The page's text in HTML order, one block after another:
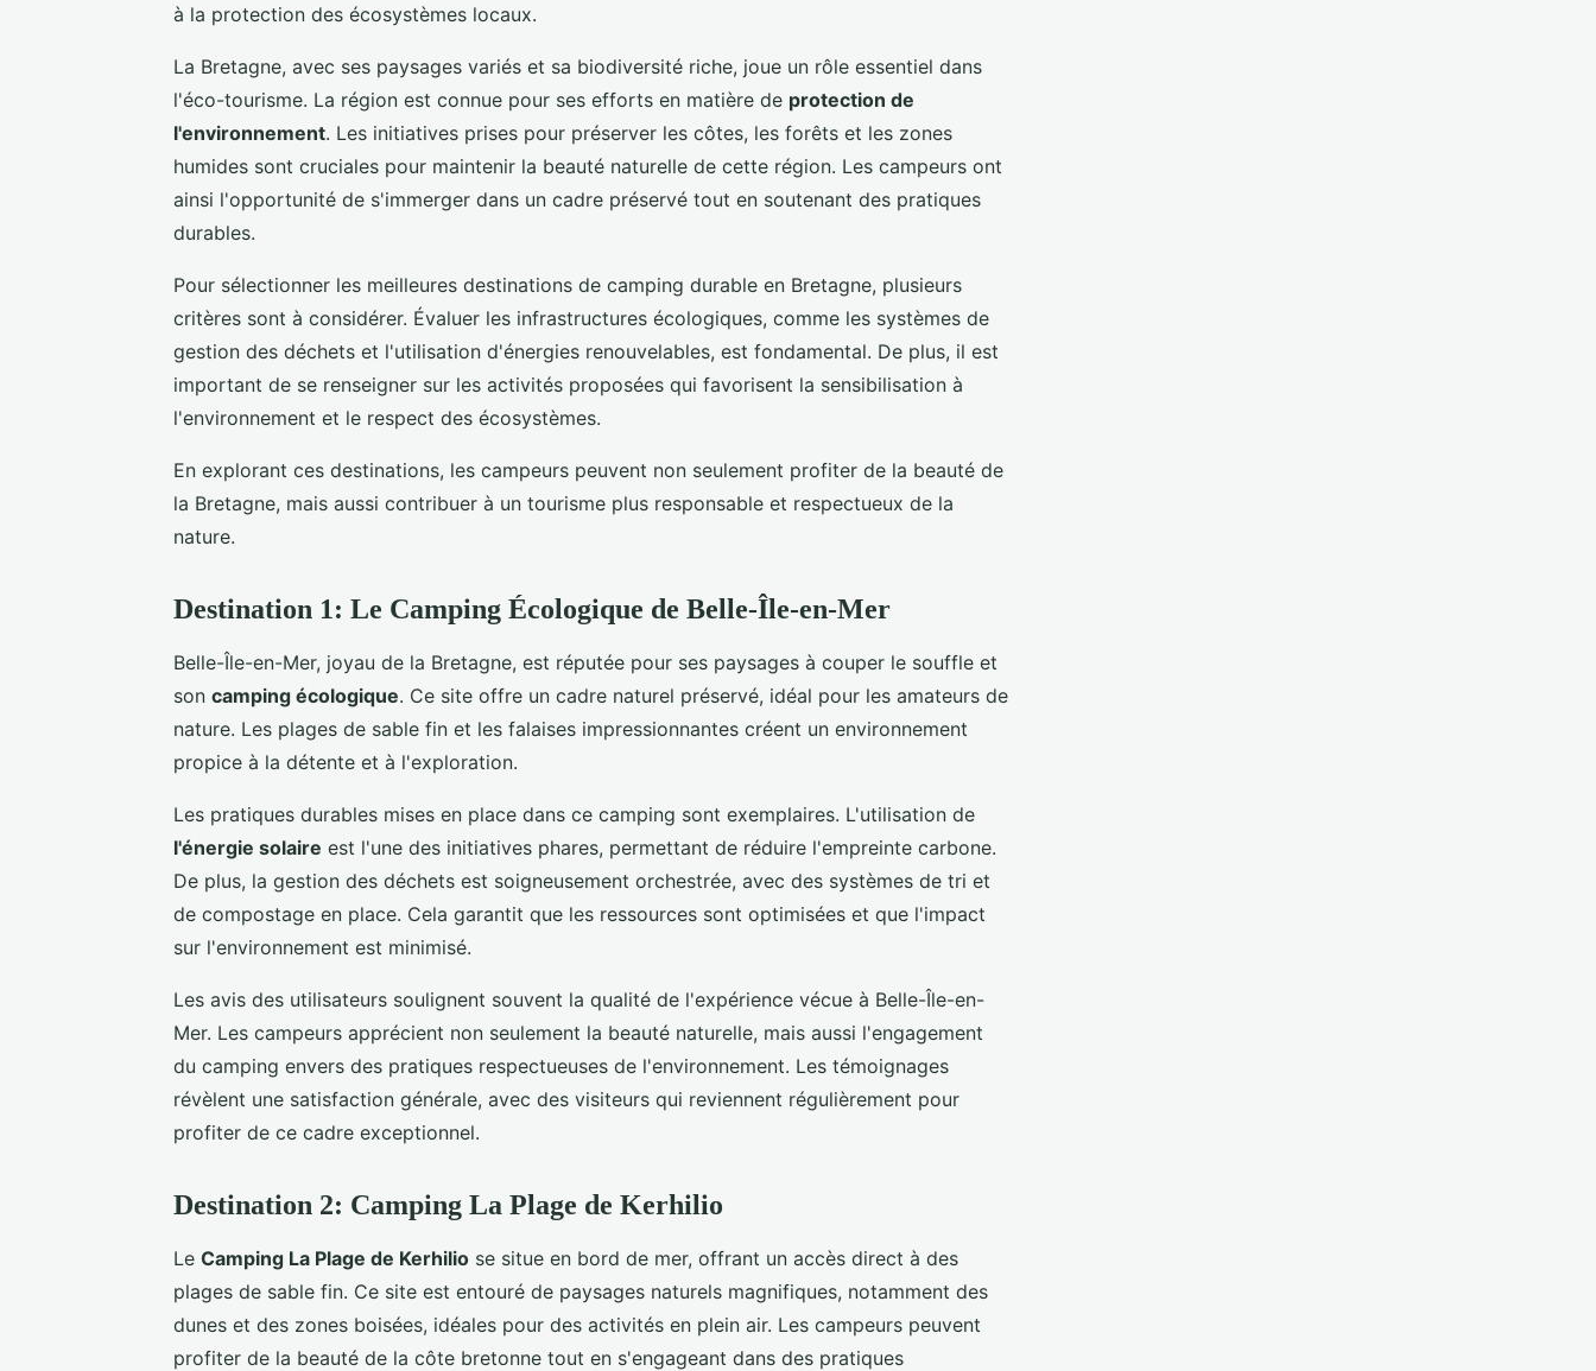
à la protection des écosystèmes locaux.
La Bretagne, avec ses paysages variés et sa biodiversité riche, joue un rôle essentiel dans
l'éco-tourisme. La région est connue pour ses efforts en matière de protection de
l'environnement. Les initiatives prises pour préserver les côtes, les forêts et les zones
humides sont cruciales pour maintenir la beauté naturelle de cette région. Les campeurs ont
ainsi l'opportunité de s'immerger dans un cadre préservé tout en soutenant des pratiques
durables.
Pour sélectionner les meilleures destinations de camping durable en Bretagne, plusieurs
critères sont à considérer. Évaluer les infrastructures écologiques, comme les systèmes de
gestion des déchets et l'utilisation d'énergies renouvelables, est fondamental. De plus, il est
important de se renseigner sur les activités proposées qui favorisent la sensibilisation à
l'environnement et le respect des écosystèmes.
En explorant ces destinations, les campeurs peuvent non seulement profiter de la beauté de
la Bretagne, mais aussi contribuer à un tourisme plus responsable et respectueux de la
nature.
Destination 1: Le Camping Écologique de Belle-Île-en-Mer
Belle-Île-en-Mer, joyau de la Bretagne, est réputée pour ses paysages à couper le souffle et
son camping écologique. Ce site offre un cadre naturel préservé, idéal pour les amateurs de
nature. Les plages de sable fin et les falaises impressionnantes créent un environnement
propice à la détente et à l'exploration.
Les pratiques durables mises en place dans ce camping sont exemplaires. L'utilisation de
l'énergie solaire est l'une des initiatives phares, permettant de réduire l'empreinte carbone.
De plus, la gestion des déchets est soigneusement orchestrée, avec des systèmes de tri et
de compostage en place. Cela garantit que les ressources sont optimisées et que l'impact
sur l'environnement est minimisé.
Les avis des utilisateurs soulignent souvent la qualité de l'expérience vécue à Belle-Île-en-
Mer. Les campeurs apprécient non seulement la beauté naturelle, mais aussi l'engagement
du camping envers des pratiques respectueuses de l'environnement. Les témoignages
révèlent une satisfaction générale, avec des visiteurs qui reviennent régulièrement pour
profiter de ce cadre exceptionnel.
Destination 2: Camping La Plage de Kerhilio
Le Camping La Plage de Kerhilio se situe en bord de mer, offrant un accès direct à des
plages de sable fin. Ce site est entouré de paysages naturels magnifiques, notamment des
dunes et des zones boisées, idéales pour des activités en plein air. Les campeurs peuvent
profiter de la beauté de la côte bretonne tout en s'engageant dans des pratiques